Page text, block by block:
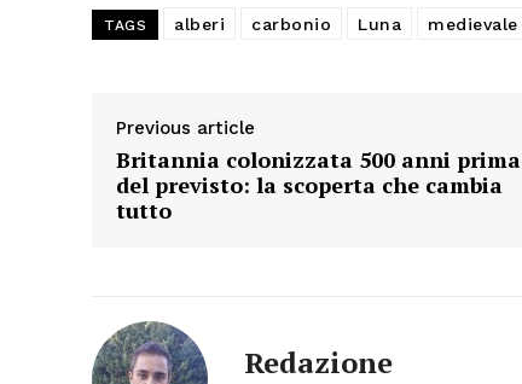
TAGS alberi carbonio Luna medievale
Previous article
Britannia colonizzata 500 anni prima
del previsto: la scoperta che cambia
tutto
Redazione